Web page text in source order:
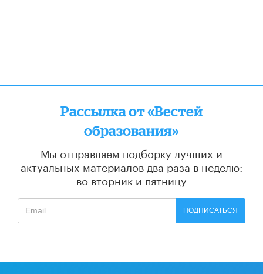
Рассылка от «Вестей
образования»
Мы отправляем подборку лучших и
актуальных материалов два раза в неделю:
во вторник и пятницу
ПОДПИСАТЬСЯ